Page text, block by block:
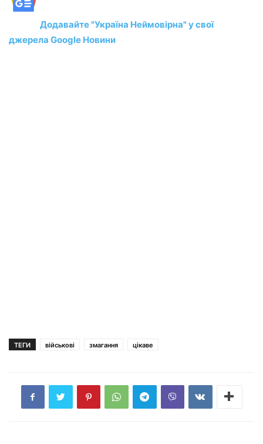
Додавайте "Україна Неймовірна" у свої
джерела Google Новини
ТЕГИ військові змагання цікаве